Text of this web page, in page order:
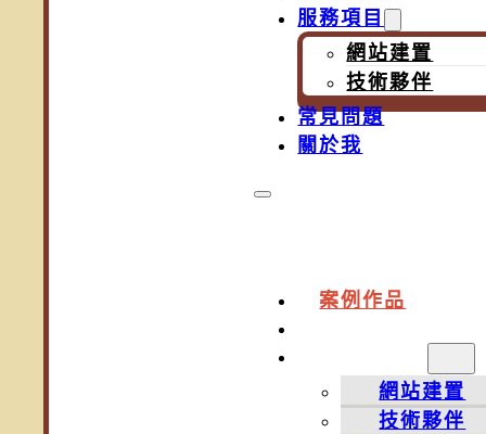
服務項目
網站建置
技術夥伴
常見問題
關於我
案例作品
網站建置
技術夥伴